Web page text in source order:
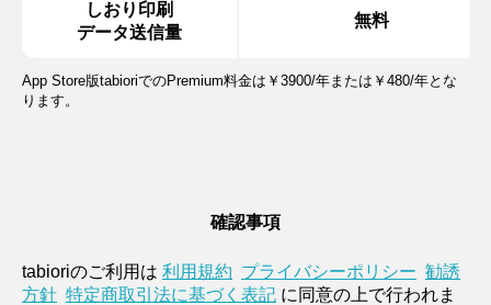
しおり印刷
データ送信量
無料
App Store版tabioriでのPremium料金は￥3900/年または￥480/年とな
ります。
確認事項
tabioriのご利用は 利用規約 プライバシーポリシー 勧誘
方針 特定商取引法に基づく表記 に同意の上で行われま